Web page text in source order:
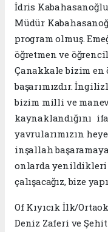
İdris
Müdür
program olmuş.
öğretmen ve
Çanakkale bizim
başarımızdır.
bizim milli ve
kaynaklandığını
yavrularımızın
inşallah
onlarda yenildikleri
çalışacağız, bize
Of Kıyıcık İlk/
Deniz Zaferi ve